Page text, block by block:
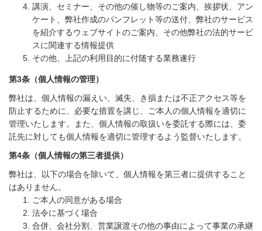
講演、セミナー、その他の催し物等のご案内、挨拶状、アン
ケート、弊社作成のパンフレット等の送付、弊社のサービス
を紹介するウェブサイトのご案内、その他弊社の法的サービ
スに関連する情報提供
その他、上記の利用目的に付随する業務遂行
第3条（個人情報の管理）
弊社は、個人情報の漏えい、滅失、き損または不正アクセス等を
防止するために、必要な措置を講じ、ご本人の個人情報を適切に
管理いたします。また、個人情報の取扱いを委託する際には、委
託先に対しても個人情報を適切に管理するよう監督いたします。
第4条（個人情報の第三者提供）
弊社は、以下の場合を除いて、個人情報を第三者に提供すること
はありません。
ご本人の同意がある場合
法令に基づく場合
合併、会社分割、営業譲渡その他の事由によって事業の承継